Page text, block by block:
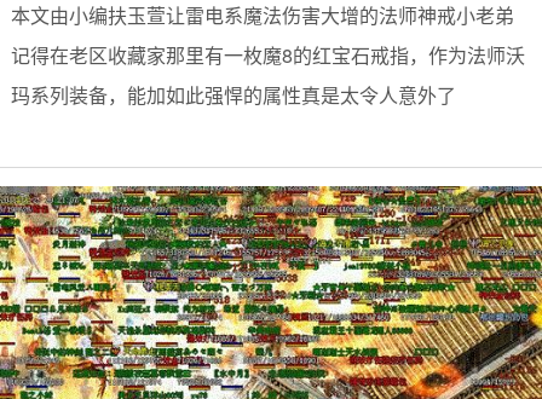
本文由小编扶玉萱让雷电系魔法伤害大增的法师神戒小老弟
记得在老区收藏家那里有一枚魔8的红宝石戒指，作为法师沃
玛系列装备，能加如此强悍的属性真是太令人意外了